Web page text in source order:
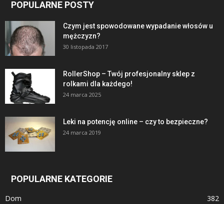
POPULARNE POSTY
Czym jest spowodowane wypadanie włosów u
mężczyzn?
30 listopada 2017
RollerShop – Twój profesjonalny sklep z
rolkami dla każdego!
24 marca 2025
Leki na potencję online – czy to bezpieczne?
24 marca 2019
POPULARNE KATEGORIE
Dom
382